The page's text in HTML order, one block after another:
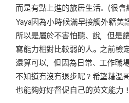
而是有點上進的旅居生活。(很會
Yaya因為小時候滿早接觸外籍美
所以是屬於不害怕聽、說，但是讀
寫能力相對比較弱的人。之前檢
還算可以，但因為日常、工作職
不知道有沒有退步呢？希望藉溫
也能夠好好督促自己的英文能力！